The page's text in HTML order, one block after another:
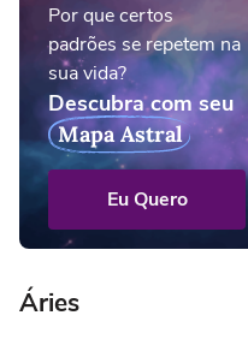
Por que certos
padrões se repetem na
sua vida?
Descubra com seu
Mapa Astral
Eu Quero
Áries